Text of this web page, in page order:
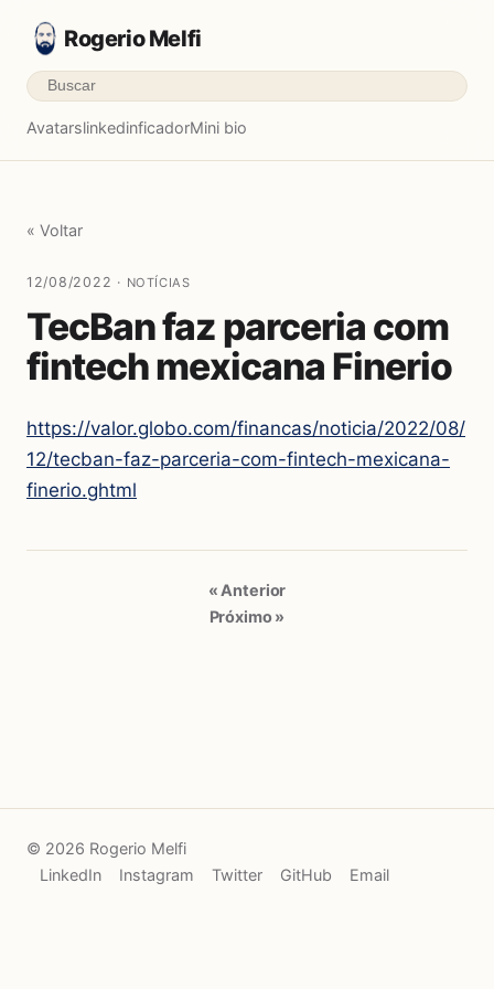
Rogerio Melfi
AvatarslinkedinficadorMini bio
« Voltar
12/08/2022 · NOTÍCIAS
TecBan faz parceria com
fintech mexicana Finerio
https://valor.globo.com/financas/noticia/2022/08/
12/tecban-faz-parceria-com-fintech-mexicana-
finerio.ghtml
« Anterior
Próximo »
© 2026 Rogerio Melfi
LinkedIn
Instagram Twitter GitHub Email